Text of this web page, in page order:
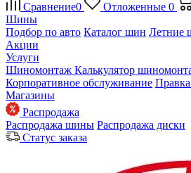
Сравнение0 Отложенные 0
Шины
Подбор по авто Каталог шин Летние
Акции
Услуги
Шиномонтаж Калькулятор
Корпоративное обслуживание
Магазины
Распродажа
Распродажа шины Распродажа диски
Статус заказа